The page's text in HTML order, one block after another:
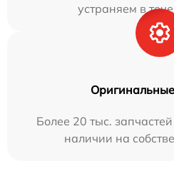
устраняем в
Более 20 тыс.
наличии на